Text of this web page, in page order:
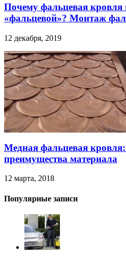
Почему фальцевая кровля
«фальцевой»? Монтаж
12 декабря, 2019
Медная фальцевая кровля:
преимущества материала
12 марта, 2018
Популярные записи